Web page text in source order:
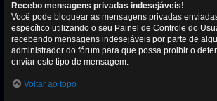
Recebo mensagens privadas indesejáveis!
Você pode bloquear as mensagens privadas
específico utilizando o seu Painel de Controle do
recebendo mensagens indesejáveis por parte de
administrador do fórum para que possa proibir o
enviar este tipo de mensagem.
Voltar ao topo